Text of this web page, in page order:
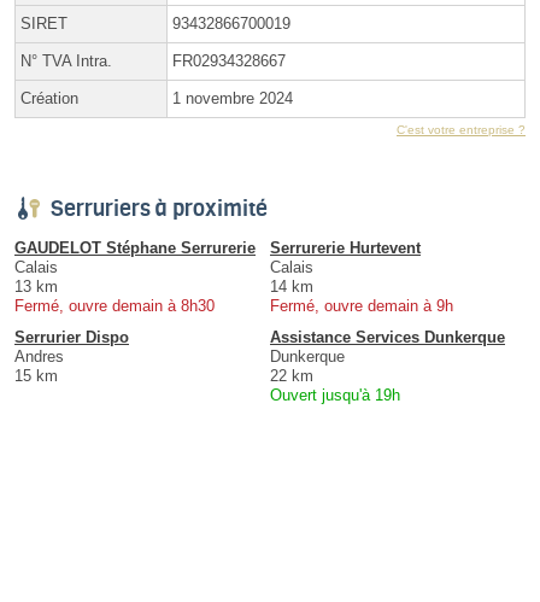
SIRET 93432866700019
N° TVA Intra. FR02934328667
Création 1 novembre 2024
C'est votre entreprise ?
Serruriers à proximité
GAUDELOT Stéphane Serrurerie
Calais
13 km
Fermé, ouvre demain à 8h30
Serrurerie Hurtevent
Calais
14 km
Fermé, ouvre demain à 9h
Serrurier Dispo
Andres
15 km
Assistance Services Dunkerque
Dunkerque
22 km
Ouvert jusqu'à 19h